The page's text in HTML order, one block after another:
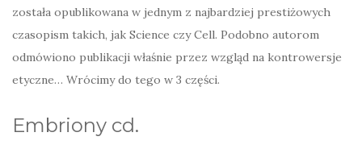
została opublikowana w jednym z najbardziej prestiżowych
czasopism takich, jak Science czy Cell. Podobno autorom
odmówiono publikacji właśnie przez wzgląd na kontrowersje
etyczne… Wrócimy do tego w 3 części.
Embriony cd.